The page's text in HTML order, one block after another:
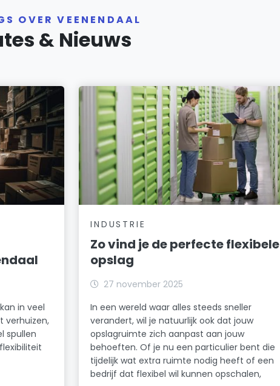
OVER VEENENDAAL
& Nieuws
in veel
verhuizen,
spullen
INDUSTRIE
Zo vind je de perfecte flexibele
opslag
27 november 2025
In een wereld waar alles steeds sneller
verandert, wil je natuurlijk ook dat jouw
opslagruimte zich aanpast aan jouw
behoeften. Of je nu een particulier bent die
tijdelijk wat extra ruimte nodig heeft of een
bedrijf dat flexibel wil kunnen opschalen,